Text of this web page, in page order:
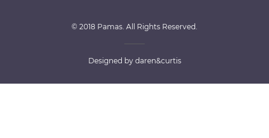
© 2018 Pamas. All Rights Reserved.
Designed by daren&curtis